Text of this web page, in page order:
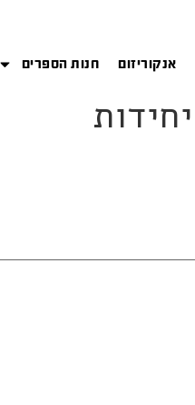
אנקוריזום חנות הספרים